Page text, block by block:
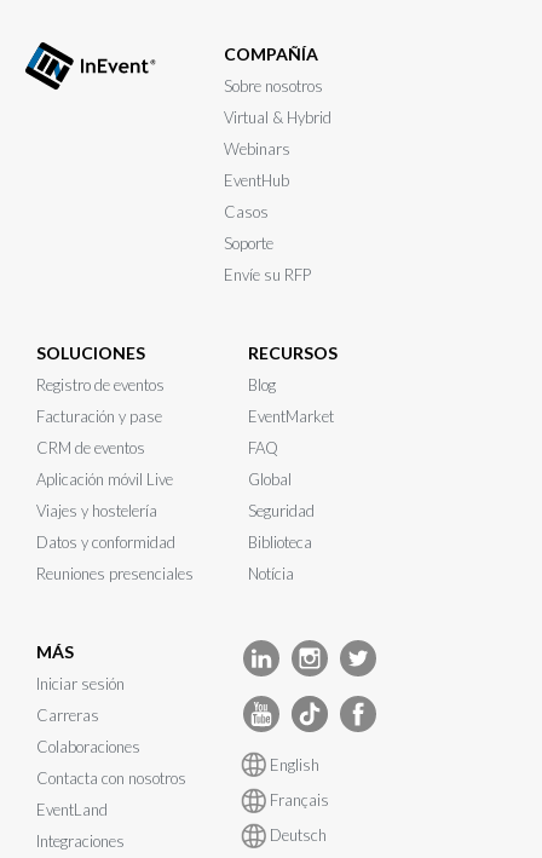
COMPAÑÍA
Sobre nosotros
Virtual & Hybrid
Webinars
EventHub
Casos
Soporte
Envíe su RFP
SOLUCIONES
Registro de eventos
Facturación y pase
CRM de eventos
Aplicación móvil Live
Viajes y hostelería
Datos y conformidad
Reuniones presenciales
RECURSOS
Blog
EventMarket
FAQ
Global
Seguridad
Biblioteca
Notícia
MÁS
Iniciar sesión
Carreras
Colaboraciones
Contacta con nosotros
EventLand
Integraciones
English
Français
Deutsch